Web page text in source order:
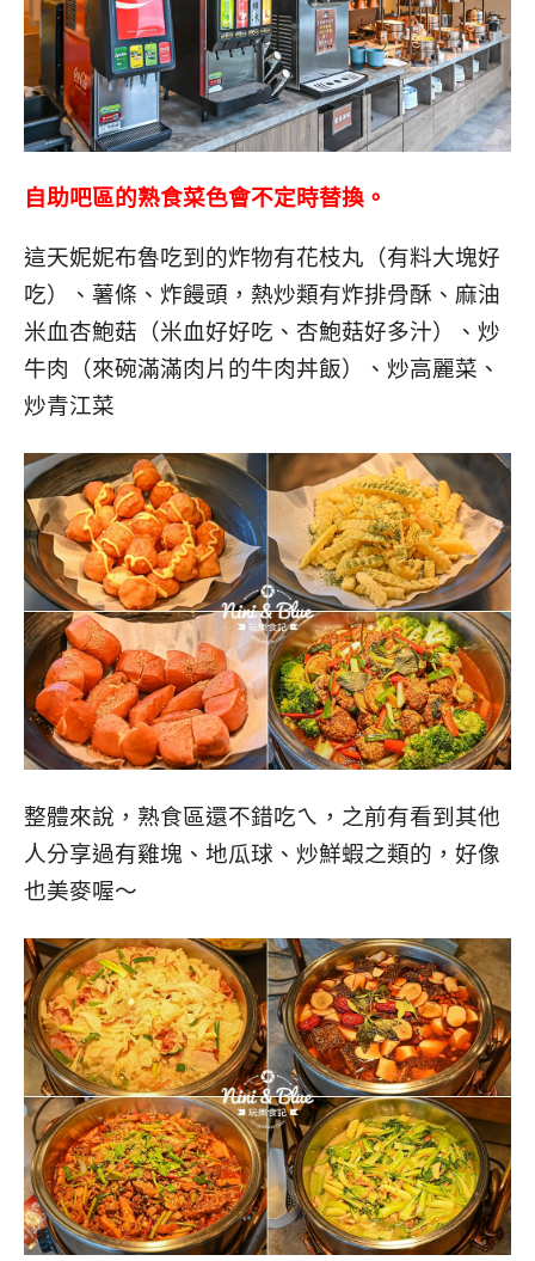
自助吧區的熟食菜色會不定時替換。
這天妮妮布魯吃到的炸物有花枝丸（有料大塊好
吃）、薯條、炸饅頭，熱炒類有炸排骨酥、麻油
米血杏鮑菇（米血好好吃、杏鮑菇好多汁）、炒
牛肉（來碗滿滿肉片的牛肉丼飯）、炒高麗菜、
炒青江菜
整體來說，熟食區還不錯吃ㄟ，之前有看到其他
人分享過有雞塊、地瓜球、炒鮮蝦之類的，好像
也美麥喔～